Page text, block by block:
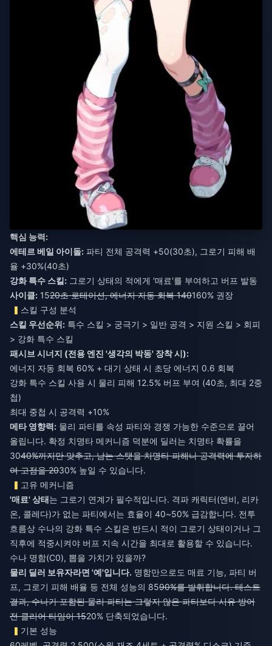
핵심 능력:
에테르 베일 아이돌: 파티 전체 공격력 +50(30초), 그로기 피해 배
율 +30%(40초)
강화 특수 스킬: 그로기 상태의 적에게 '매료'를 부여하고 버프 발동
사이클: 1520초 로테이션, 에너지 자동 회복 140160% 권장
스킬 구성 분석
스킬 우선순위: 특수 스킬 > 궁극기 > 일반 공격 > 지원 스킬 > 회피
> 강화 특수 스킬
패시브 시너지 (전용 엔진 '생각의 박동' 장착 시):
에너지 자동 회복 60% + 대기 상태 시 초당 에너지 0.6 회복
강화 특수 스킬 사용 시 물리 피해 12.5% 버프 부여 (40초, 최대 2중
첩)
최대 중첩 시 공격력 +10%
메타 영향력: 물리 파티를 속성 파티와 경쟁 가능한 수준으로 끌어
올립니다. 확정 치명타 메커니즘 덕분에 딜러는 치명타 확률을
3040%까지만 맞추고, 남는 스탯을 치명타 피해나 공격력에 투자하
여 고점을 2030% 높일 수 있습니다.
고유 메커니즘
'매료' 상태는 그로기 연계가 필수적입니다. 격파 캐릭터(엔비, 리카
온, 콜레다)가 없는 파티에서는 효율이 40~50% 급감합니다. 전투
흐름상 수나의 강화 특수 스킬은 반드시 적이 그로기 상태이거나 그
직후에 적중시켜야 버프 지속 시간을 최대로 활용할 수 있습니다.
수나 명함(C0), 뽑을 가치가 있을까?
물리 딜러 보유자라면 '예'입니다. 명함만으로도 매료 기능, 파티 버
프, 그로기 피해 배율 등 전체 성능의 8590%를 발휘합니다. 테스트
결과, 수나가 포함된 물리 파티는 그렇지 않은 파티보다 시유 방어
전 클리어 타임이 1520% 단축되었습니다.
기본 성능